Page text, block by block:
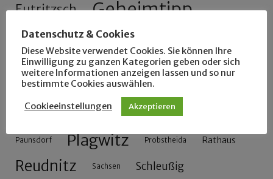
Eutritzsch Geheimtipp
Gohlis Gose Graffiti
Kaffee Kirche Leipzig Leutzsch
Lindenau Lützschena
Messe Mockau Möckern
Paunsdorf Plagwitz Probstheida Rathaus
Reudnitz Sachsen Schleußig
Datenschutz & Cookies
Diese Website verwendet Cookies. Sie können Ihre
Einwilligung zu ganzen Kategorien geben oder sich
weitere Informationen anzeigen lassen und so nur
bestimmte Cookies auswählen.
Cookieeinstellungen Akzeptieren